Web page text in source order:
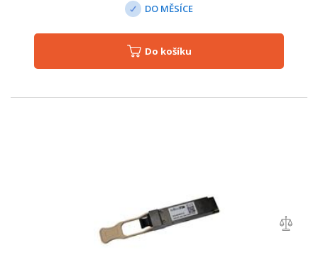
DO MĚSÍCE
Do košíku